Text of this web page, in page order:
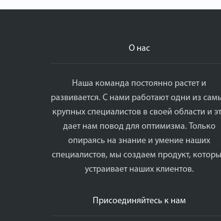
О нас
Наша команда постоянно растет и
развивается. С нами работают одни из
крупных специалистов в своей области и
дает нам повод для оптимизма. Только
опираясь на знание и умение наших
специалистов, мы создаем продукт,
устраивает наших клиентов.
Присоединяйтесь к нам